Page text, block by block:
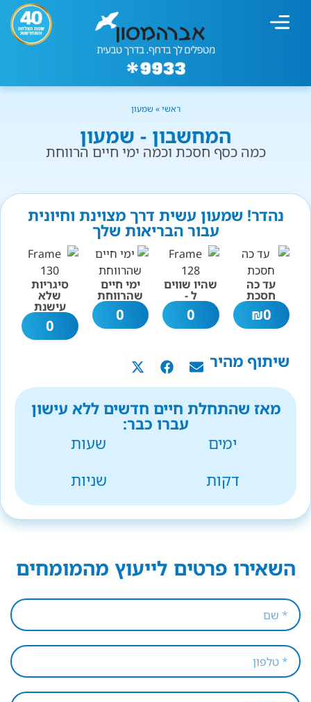
ראשי» שמעון
המחשבון - שמעון
כמה כסף חסכת וכמה ימי חיים הרווחת
נהדר! שמעון עשית דרך מצוינת וחיונית
עבור הבריאות שלך
עד כה
חסכת
0
₪
שהיו שווים
ל -
0
ימי חיים
שהרווחת
0
סיגריות
שלא
עישנת
0
שיתוף מהיר
מאז שהתחלת חיים חדשים ללא עישון
עברו כבר:
ימים
שעות
דקות
שניות
השאירו פרטים לייעוץ מהמומחים